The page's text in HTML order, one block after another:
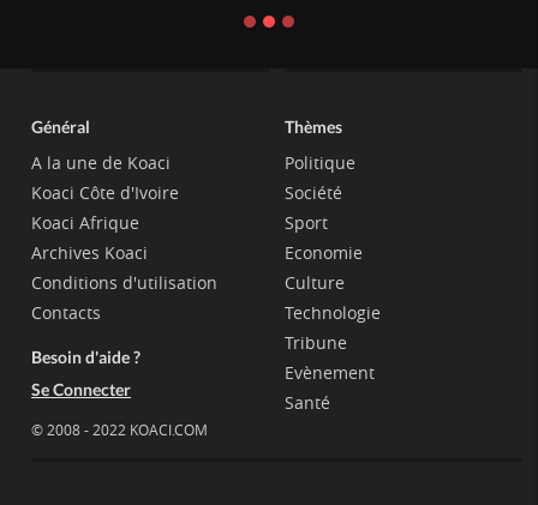
Général
A la une de Koaci
Koaci Côte d'Ivoire
Koaci Afrique
Archives Koaci
Conditions d'utilisation
Contacts
Besoin d'aide ?
Se Connecter
© 2008 - 2022 KOACI.COM
Thèmes
Politique
Société
Sport
Economie
Culture
Technologie
Tribune
Evènement
Santé